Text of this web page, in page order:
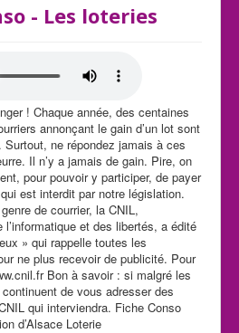
- Les loteries
! Chaque année, des centaines
annonçant le gain d’un lot sont
ne répondez jamais à ces
Il n’y a jamais de gain. Pire, on
pour pouvoir y participer, de payer
est interdit par notre législation.
de courrier, la CNIL,
et des libertés, a édité
» qui rappelle toutes les
ne plus recevoir de publicité. Pour
Bon à savoir : si malgré les
de vous adresser des
qui interviendra. Fiche Conso
d’Alsace Loterie